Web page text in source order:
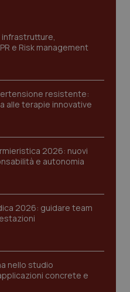
e Risk management
resistente:
alle terapie innovative
2026: nuovi
e autonomia
2026: guidare team
nello studio
concrete e
a rendere fruibile il
di base quali la
questi cookie.
.youtube.com
CookieScript
www.quotidianosanita.it